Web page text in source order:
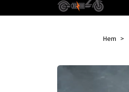
Hem